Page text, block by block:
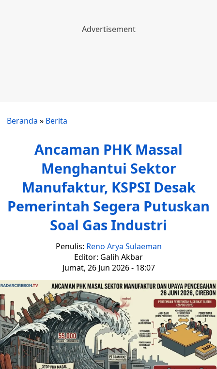
Beranda » Berita
Ancaman PHK Massal
Menghantui Sektor
Manufaktur, KSPSI Desak
Pemerintah Segera Putuskan
Soal Gas Industri
Penulis: Reno Arya Sulaeman
Editor: Galih Akbar
Jumat, 26 Jun 2026 - 18:07